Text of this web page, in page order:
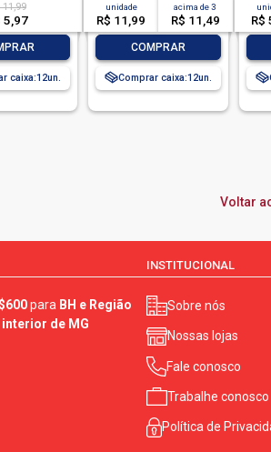
11,99
5,97
caixa:12
unidade
R$ 11,99
acima de3
R$ 11,49
COMPRAR
Comprar caixa:12
R$
Voltar
para BH e Região
interior de MG
INSTITUCIONAL
Sobre nós
Nossas lojas
Fale conosco
Trabalhe conosco
Política de